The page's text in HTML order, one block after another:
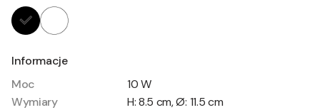
Informacje
Moc
10 W
Wymiary
H: 8.5 cm, Ø: 11.5 cm